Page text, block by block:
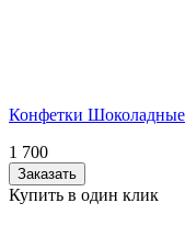
Конфетки Шоколадные
1 700
Заказать
Купить в один клик